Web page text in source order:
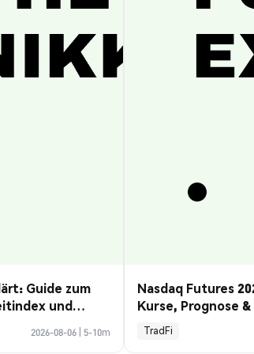
Guide zum
und
2026-08-06 5-10m
Nasdaq Futures
Kurse, Prognose
Guide
TradFi